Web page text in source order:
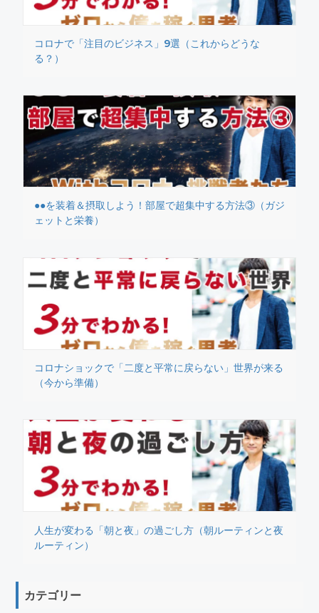
コロナで「注目のビジネス」9選（これからどうな
る？）
●●を装着＆摂取しよう！部屋で超集中する方法③（ガジ
ェットと栄養）
コロナショックで「二度と平常に戻らない」世界が来る
（今から準備）
人生が変わる「朝と夜」の過ごし方（朝ルーティンと夜
ルーティン）
カテゴリー